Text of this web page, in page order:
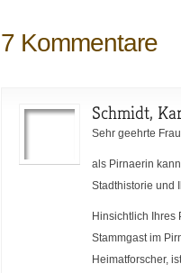
7 Kommentare
Schmidt,
Sehr geehrte Frau
als Pirnaerin
Stadthistorie und
Hinsichtlich Ihres
Stammgast im
Heimatforscher,